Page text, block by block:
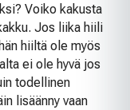
Voiko kakusta
Jos liika hiili
hiiltä ole myös
ei ole hyvä jos
todellinen
lisäänny vaan